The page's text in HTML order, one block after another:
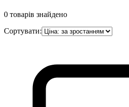
0 товарів знайдено
Сортувати: